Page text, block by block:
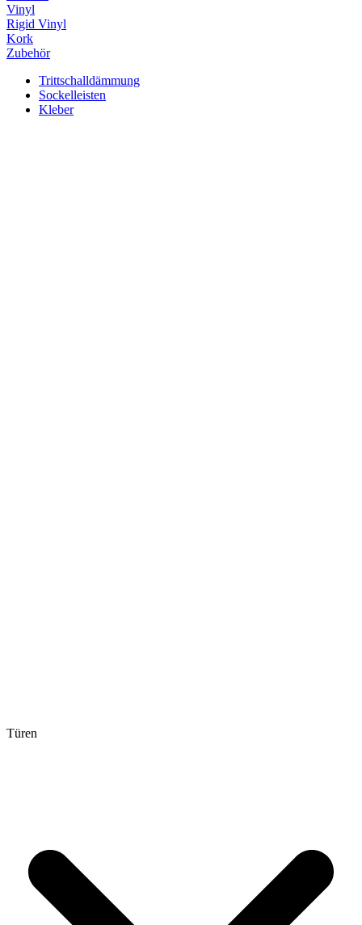
Vinyl
Rigid Vinyl
Kork
Zubehör
Trittschalldämmung
Sockelleisten
Kleber
Türen